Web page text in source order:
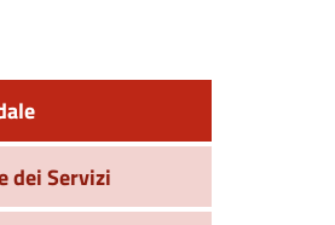
dei Servizi